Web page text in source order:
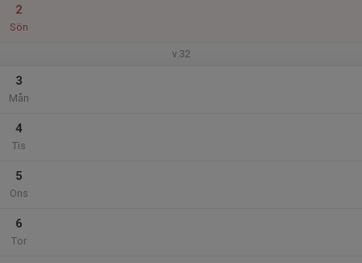
2
Sön
v.32
3
Mån
4
Tis
5
Ons
6
Tor